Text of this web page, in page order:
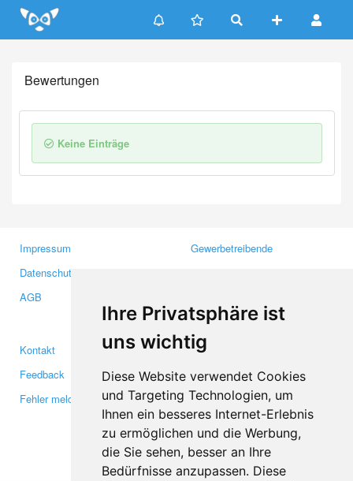
Ihre Privatsphäre ist
uns wichtig
Diese Website verwendet Cookies
und Targeting Technologien, um
Ihnen ein besseres Internet-Erlebnis
zu ermöglichen und die Werbung,
die Sie sehen, besser an Ihre
Bedürfnisse anzupassen. Diese
Update cookies preferences
Bewertungen
Keine Einträge
Impressum
Datenschutzerklärung
AGB
Gewerbetreibende
Medien
Kontakt
Feedback
Fehler melden
Facebook
Twitter
YouTube
Google+
Makis© Copyright 2026